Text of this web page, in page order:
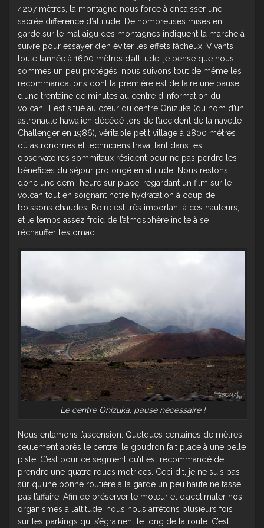
4207 mètres, la montagne nous force à encaisser une
sacrée différence d’altitude. De nombreuses mises en
garde sur le mal aigu des montagnes indiquent la marche à
suivre pour essayer d’en éviter les effets fâcheux. Vivants
toute l’année à 1600 mètres d’altitude, je pense que nous
sommes un peu protégés, nous suivons tout de même les
recommandations dont la première est de faire une pause
d’une trentaine de minutes au centre d’information du
volcan. Il est situé au cœur du centre Onizuka (du nom d’un
astronaute hawaiien décédé lors de l’accident de la navette
Challenger en 1986), véritable petit village à 2800 mètres
où astronomes et techniciens travaillant dans les
observatoires sommitaux résident pour ne pas perdre les
bénéfices du séjour prolongé en altitude. Nous restons
donc une demi-heure sur place, regardant un film sur le
volcan tout en soignant notre hydratation à coup de
boissons chaudes. Boire est très important à ces hauteurs,
et le temps assez froid de l’atmosphère incite à se
réchauffer l’estomac.
Le centre Onizuka, pause nécessaire !
Nous entamons l’ascension. Quelques centaines de mètres
seulement après le centre, le goudron fait place à une belle
piste. C’est pour ce segment qu’il est recommandé de
prendre une quatre roues motrices. Ceci dit, je ne suis pas
sûr qu’une bonne routière à la garde un peu haute ne fasse
pas l’affaire. Afin de préserver le moteur et d’acclimater nos
organismes à l’altitude, nous nous arrêtons plusieurs fois
sur les parkings qui s’égrainent le long de la route. C’est